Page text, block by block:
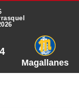
Magallanes